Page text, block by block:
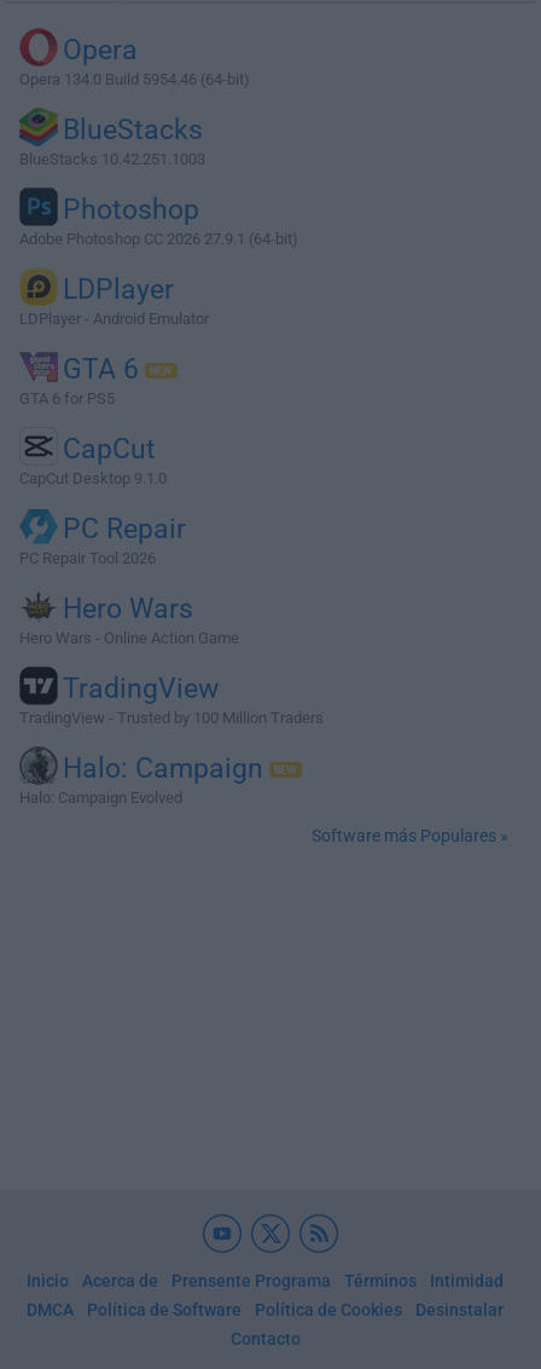
Opera
Opera 134.0 Build 5954.46 (64-bit)
BlueStacks
BlueStacks 10.42.251.1003
Photoshop
Adobe Photoshop CC 2026 27.9.1 (64-bit)
LDPlayer
LDPlayer - Android Emulator
GTA 6
GTA 6 for PS5
CapCut
CapCut Desktop 9.1.0
PC Repair
PC Repair Tool 2026
Hero Wars
Hero Wars - Online Action Game
TradingView
TradingView - Trusted by 100 Million Traders
Halo: Campaign
Halo: Campaign Evolved
Software más Populares »
Inicio Acerca de Prensente Programa Términos
Intimidad
DMCA
Política de Software Política de Cookies
Desinstalar
Contacto